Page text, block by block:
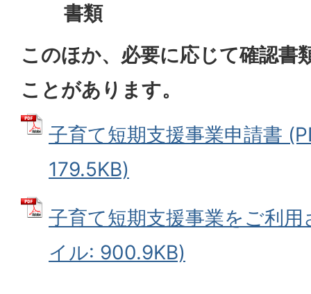
書類
このほか、必要に応じて確認書
ことがあります。
子育て短期支援事業申請書
179.5KB)
子育て短期支援事業をご利
イル: 900.9KB)